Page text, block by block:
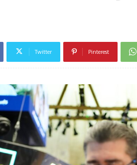
Twitter Pinterest